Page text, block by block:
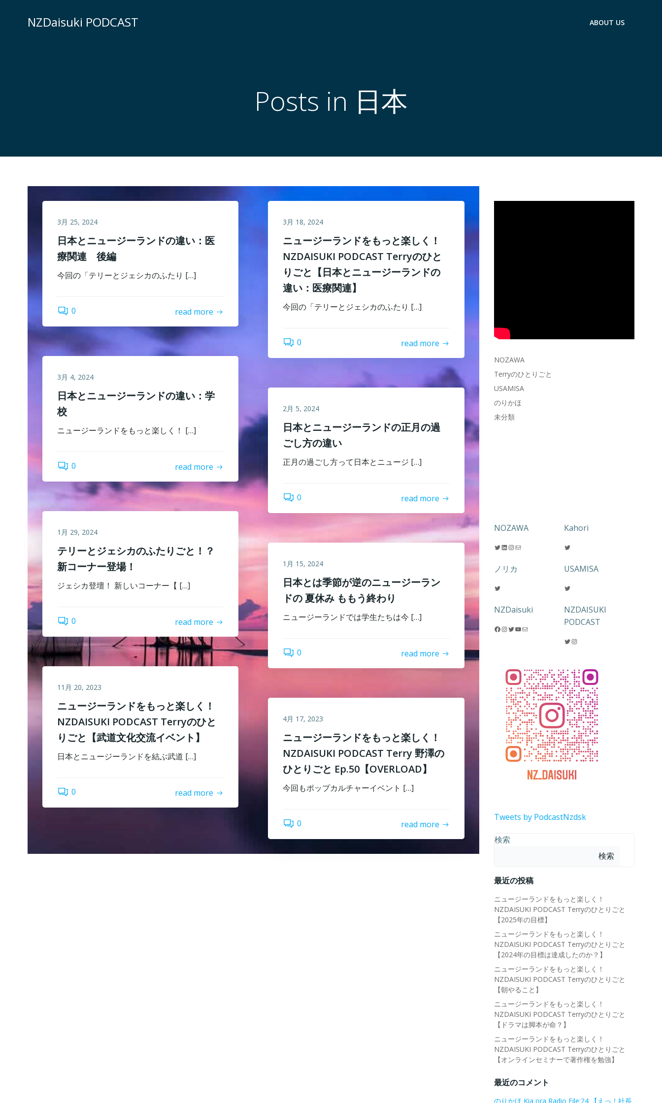
NZDaisuki PODCAST ABOUT US
Posts in 日本
3月 25, 2024
日本とニュージーランドの違い：医
療関連 後編
今回の「テリーとジェシカのふたり […]
0 read more
3月 18, 2024
ニュージーランドをもっと楽しく！
NZDAISUKI PODCAST Terryのひと
りごと【日本とニュージーランドの
違い：医療関連】
今回の「テリーとジェシカのふたり […]
0 read more
3月 4, 2024
日本とニュージーランドの違い：学
校
ニュージーランドをもっと楽しく！ […]
0 read more
2月 5, 2024
日本とニュージーランドの正月の過
ごし方の違い
正月の過ごし方って日本とニュージ […]
0 read more
1月 29, 2024
テリーとジェシカのふたりごと！？
新コーナー登場！
ジェシカ登壇！ 新しいコーナー【 […]
0 read more
1月 15, 2024
日本とは季節が逆のニュージーラン
ドの 夏休み ももう終わり
ニュージーランドでは学生たちは今 […]
0 read more
11月 20, 2023
ニュージーランドをもっと楽しく！
NZDAISUKI PODCAST Terryのひと
りごと【武道文化交流イベント】
日本とニュージーランドを結ぶ武道 […]
0 read more
4月 17, 2023
ニュージーランドをもっと楽しく！
NZDAISUKI PODCAST Terry 野澤の
ひとりごと Ep.50【OVERLOAD】
今回もポップカルチャーイベント […]
0 read more
NOZAWA
Terryのひとりごと
USAMISA
のりかほ
未分類
NOZAWA
Twitter LinkedIn Instagramメール
Kahori
Twitter
ノリカ
Twitter
USAMISA
Twitter
NZDaisuki
Facebook InstagramTwitter YouTube メール
NZDAISUKI
PODCAST
Twitter Instagram
Tweets by PodcastNzdsk
検索
検索
最近の投稿
ニュージーランドをもっと楽しく！
NZDAISUKI PODCAST Terryのひとりごと
【2025年の目標】
ニュージーランドをもっと楽しく！
NZDAISUKI PODCAST Terryのひとりごと
【2024年の目標は達成したのか？】
ニュージーランドをもっと楽しく！
NZDAISUKI PODCAST Terryのひとりごと
【朝やること】
ニュージーランドをもっと楽しく！
NZDAISUKI PODCAST Terryのひとりごと
【ドラマは脚本が命？】
ニュージーランドをもっと楽しく！
NZDAISUKI PODCAST Terryのひとりごと
【オンラインセミナーで著作権を勉強】
最近のコメント
のりかほ Kia ora Radio File:24 【えっ！社長